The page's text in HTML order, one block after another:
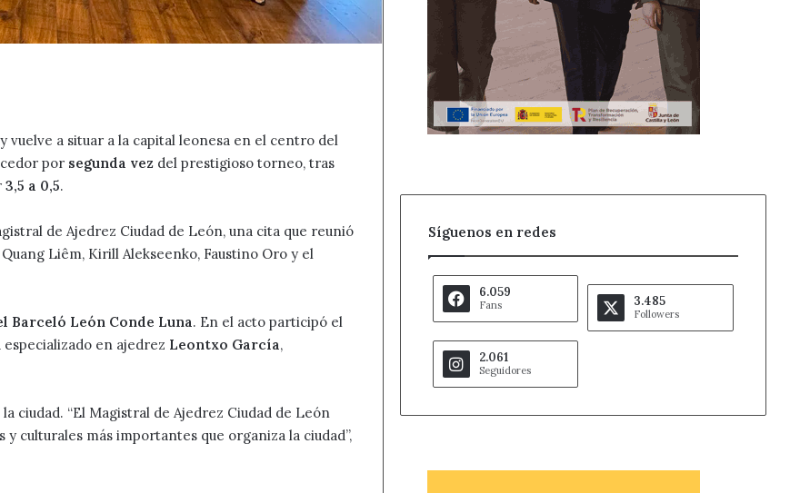
y vuelve a situar a la capital leonesa en el centro del
por segunda vez del prestigioso torneo, tras
3,5 a 0,5.
de Ajedrez Ciudad de León, una cita que reunió
Liêm, Kirill Alekseenko, Faustino Oro y el
Barceló León Conde Luna. En el acto participó el
en ajedrez Leontxo García,
ciudad. “El Magistral de Ajedrez Ciudad de León
culturales más importantes que organiza la ciudad”,
Síguenos en redes
6.059
Fans 3.485
Followers
2.061
Seguidores